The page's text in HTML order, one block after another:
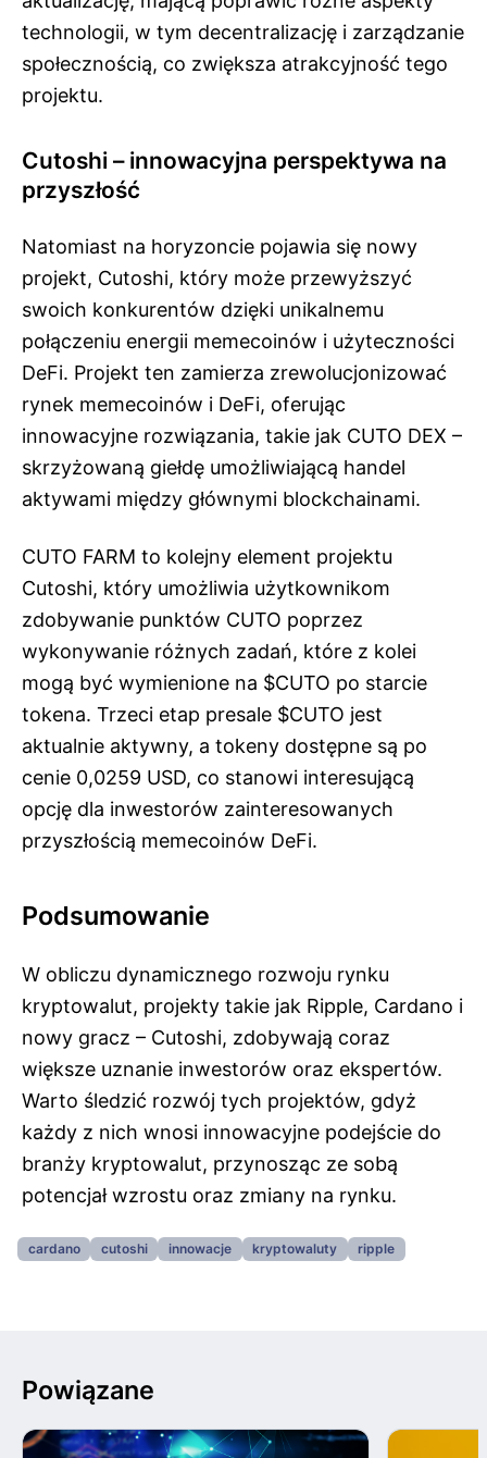
technologii, w tym decentralizację i zarządzanie
społecznością, co zwiększa atrakcyjność tego
projektu.
Cutoshi – innowacyjna perspektywa na
przyszłość
Natomiast na horyzoncie pojawia się nowy
projekt, Cutoshi, który może przewyższyć
swoich konkurentów dzięki unikalnemu
połączeniu energii memecoinów i użyteczności
DeFi. Projekt ten zamierza zrewolucjonizować
rynek memecoinów i DeFi, oferując
innowacyjne rozwiązania, takie jak CUTO DEX –
skrzyżowaną giełdę umożliwiającą handel
aktywami między głównymi blockchainami.
CUTO FARM to kolejny element projektu
Cutoshi, który umożliwia użytkownikom
zdobywanie punktów CUTO poprzez
wykonywanie różnych zadań, które z kolei
mogą być wymienione na $CUTO po starcie
tokena. Trzeci etap presale $CUTO jest
aktualnie aktywny, a tokeny dostępne są po
cenie 0,0259 USD, co stanowi interesującą
opcję dla inwestorów zainteresowanych
przyszłością memecoinów DeFi.
Podsumowanie
W obliczu dynamicznego rozwoju rynku
kryptowalut, projekty takie jak Ripple, Cardano i
nowy gracz – Cutoshi, zdobywają coraz
większe uznanie inwestorów oraz ekspertów.
Warto śledzić rozwój tych projektów, gdyż
każdy z nich wnosi innowacyjne podejście do
branży kryptowalut, przynosząc ze sobą
potencjał wzrostu oraz zmiany na rynku.
cardano cutoshi innowacje kryptowaluty ripple
Powiązane